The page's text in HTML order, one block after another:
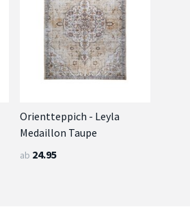
Orientteppich - Leyla
Medaillon Taupe
ab 24.95